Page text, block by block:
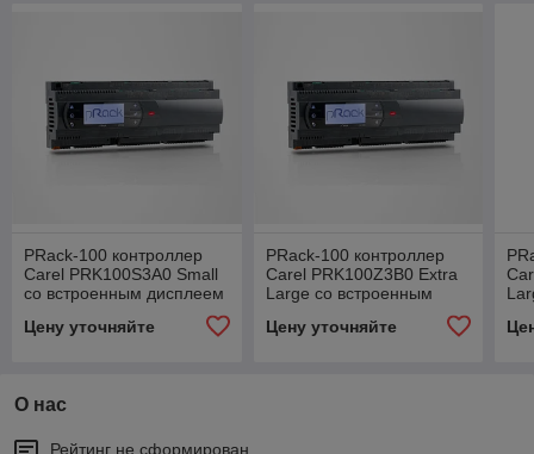
PRack-100 контроллер
Carel PRK100S3A0 Small
со встроенным дисплеем
разъемов
Цену уточняйте
PRack-100 контроллер
Carel PRK100Z3B0 Extra
Large со встроенным
дисплеем pGD1, RS485,
4 SSR, набор разъемов
Цену уточняйте
О нас
Рейтинг не сформирован